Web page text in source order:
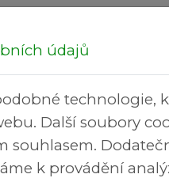
údajů
technologie,
Další soubory
souhlasem.
k provádění